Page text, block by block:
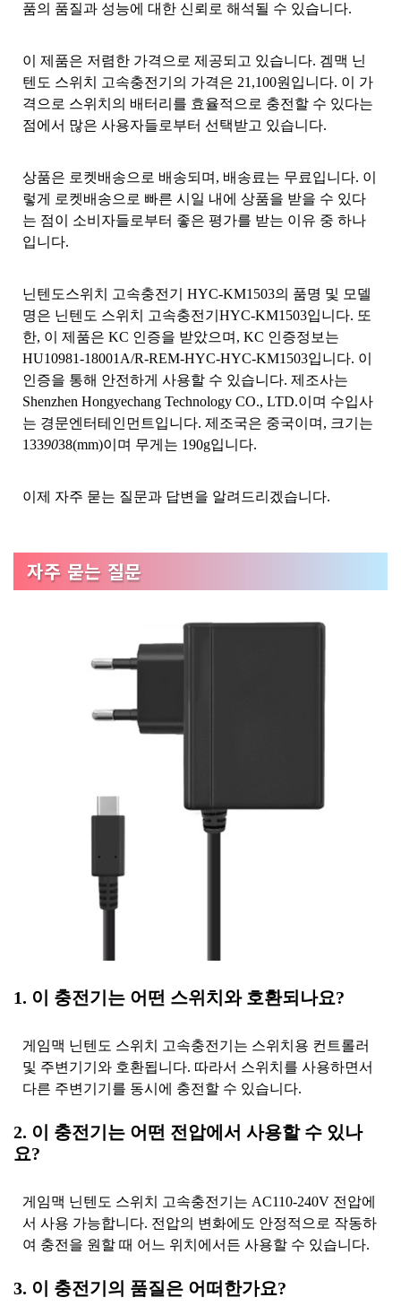
품의 품질과 성능에 대한 신뢰로 해석될 수 있습니다.
이 제품은 저렴한 가격으로 제공되고 있습니다. 겜맥 닌
텐도 스위치 고속충전기의 가격은 21,100원입니다. 이 가
격으로 스위치의 배터리를 효율적으로 충전할 수 있다는
점에서 많은 사용자들로부터 선택받고 있습니다.
상품은 로켓배송으로 배송되며, 배송료는 무료입니다. 이
렇게 로켓배송으로 빠른 시일 내에 상품을 받을 수 있다
는 점이 소비자들로부터 좋은 평가를 받는 이유 중 하나
입니다.
닌텐도스위치 고속충전기 HYC-KM1503의 품명 및 모델
명은 닌텐도 스위치 고속충전기HYC-KM1503입니다. 또
한, 이 제품은 KC 인증을 받았으며, KC 인증정보는
HU10981-18001A/R-REM-HYC-HYC-KM1503입니다. 이
인증을 통해 안전하게 사용할 수 있습니다. 제조사는
Shenzhen Hongyechang Technology CO., LTD.이며 수입사
는 경문엔터테인먼트입니다. 제조국은 중국이며, 크기는
1339038(mm)이며 무게는 190g입니다.
이제 자주 묻는 질문과 답변을 알려드리겠습니다.
자주 묻는 질문
1. 이 충전기는 어떤 스위치와 호환되나요?
게임맥 닌텐도 스위치 고속충전기는 스위치용 컨트롤러
및 주변기기와 호환됩니다. 따라서 스위치를 사용하면서
다른 주변기기를 동시에 충전할 수 있습니다.
2. 이 충전기는 어떤 전압에서 사용할 수 있나
요?
게임맥 닌텐도 스위치 고속충전기는 AC110-240V 전압에
서 사용 가능합니다. 전압의 변화에도 안정적으로 작동하
여 충전을 원할 때 어느 위치에서든 사용할 수 있습니다.
3. 이 충전기의 품질은 어떠한가요?